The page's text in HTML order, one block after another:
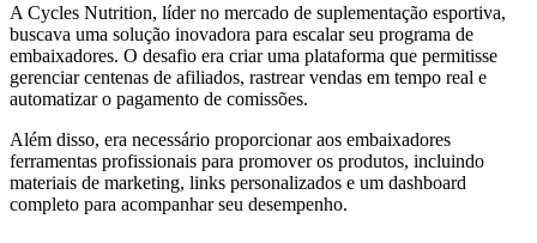
A Cycles Nutrition, líder no mercado de suplementação esportiva,
buscava uma solução inovadora para escalar seu programa de
embaixadores. O desafio era criar uma plataforma que permitisse
gerenciar centenas de afiliados, rastrear vendas em tempo real e
automatizar o pagamento de comissões.
Além disso, era necessário proporcionar aos embaixadores
ferramentas profissionais para promover os produtos, incluindo
materiais de marketing, links personalizados e um dashboard
completo para acompanhar seu desempenho.